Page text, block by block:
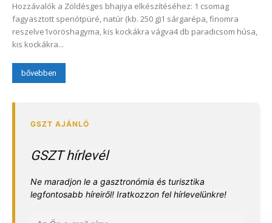
Hozzávalók a Zöldésges bhajiya elkészítéséhez: 1 csomag
fagyasztott spenótpüré, natúr (kb. 250 g)1 sárgarépa, finomra
reszelve1vöröshagyma, kis kockákra vágva4 db paradicsom húsa,
kis kockákra...
bővebben
GSZT hírlevél
Ne maradjon le a gasztronómia és turisztika
legfontosabb híreiről! Iratkozzon fel hírlevelünkre!